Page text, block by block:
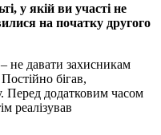
у якій ви участі не
на початку другого
не давати захисникам
бігав,
Перед додатковим часом
реалізував